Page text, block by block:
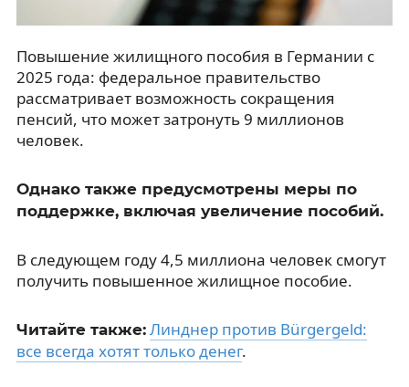
Повышение жилищного пособия в Германии с
2025 года: федеральное правительство
рассматривает возможность сокращения
пенсий, что может затронуть 9 миллионов
человек.
Однако также предусмотрены меры по
поддержке, включая увеличение пособий.
В следующем году 4,5 миллиона человек смогут
получить повышенное жилищное пособие.
Читайте также: Линднер против Bürgergeld:
все всегда хотят только денег.